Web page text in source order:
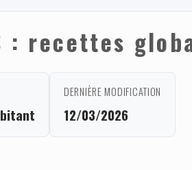
: recettes
DERNIÈRE MODIFICATION
12/03/2026